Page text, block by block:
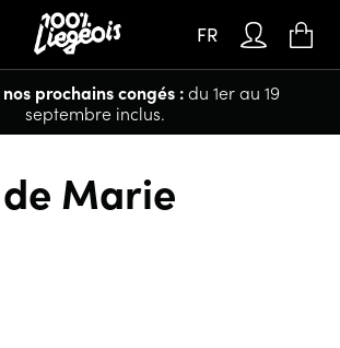
prochains congés :du 1er au 19
septembre inclus.
FR
Marie